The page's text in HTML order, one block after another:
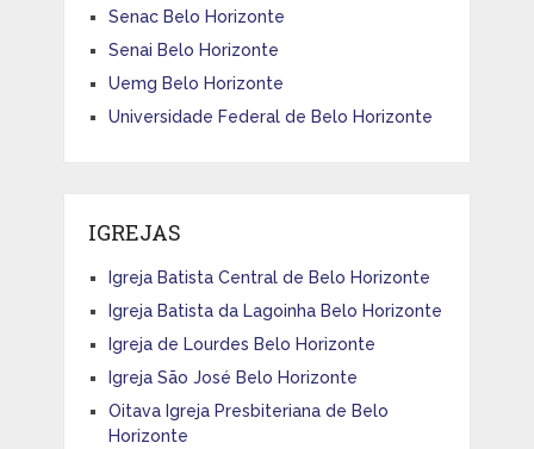
Senac Belo Horizonte
Senai Belo Horizonte
Uemg Belo Horizonte
Universidade Federal de Belo Horizonte
IGREJAS
Igreja Batista Central de Belo Horizonte
Igreja Batista da Lagoinha Belo Horizonte
Igreja de Lourdes Belo Horizonte
Igreja São José Belo Horizonte
Oitava Igreja Presbiteriana de Belo
Horizonte